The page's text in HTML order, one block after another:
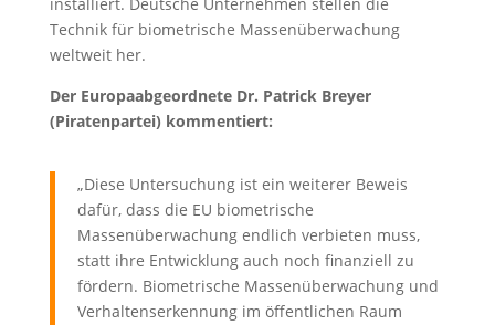
Technik für biometrische Massenüberwachung
weltweit her.
Der Europaabgeordnete Dr. Patrick Breyer
(Piratenpartei) kommentiert:
„Diese Untersuchung ist ein weiterer Beweis
dafür, dass die EU biometrische
Massenüberwachung endlich verbieten muss,
statt ihre Entwicklung auch noch finanziell zu
fördern. Biometrische Massenüberwachung und
Verhaltenserkennung im öffentlichen Raum